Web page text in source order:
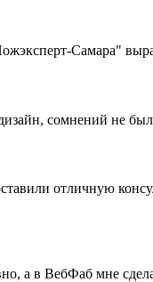
Самара"
сомнений не
отличную
а в ВебФаб мне